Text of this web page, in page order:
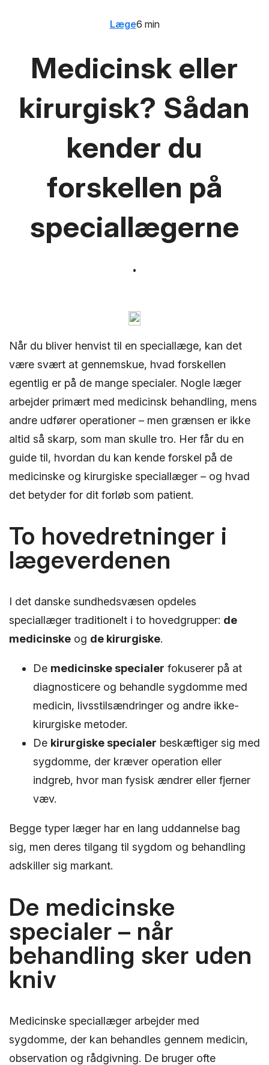
Medicinsk eller
kirurgisk? Sådan
kender du
forskellen på
speciallægerne
Læge6 min
Når du bliver henvist til en speciallæge, kan det
være svært at gennemskue, hvad forskellen
egentlig er på de mange specialer. Nogle læger
arbejder primært med medicinsk behandling, mens
andre udfører operationer – men grænsen er ikke
altid så skarp, som man skulle tro. Her får du en
guide til, hvordan du kan kende forskel på de
medicinske og kirurgiske speciallæger – og hvad
det betyder for dit forløb som patient.
To hovedretninger i
lægeverdenen
I det danske sundhedsvæsen opdeles
speciallæger traditionelt i to hovedgrupper: de
medicinske og de kirurgiske.
De medicinske specialer fokuserer på at
diagnosticere og behandle sygdomme med
medicin, livsstilsændringer og andre ikke-
kirurgiske metoder.
De kirurgiske specialer beskæftiger sig med
sygdomme, der kræver operation eller
indgreb, hvor man fysisk ændrer eller fjerner
væv.
Begge typer læger har en lang uddannelse bag
sig, men deres tilgang til sygdom og behandling
adskiller sig markant.
De medicinske
specialer – når
behandling sker uden
kniv
Medicinske speciallæger arbejder med
sygdomme, der kan behandles gennem medicin,
observation og rådgivning. De bruger ofte